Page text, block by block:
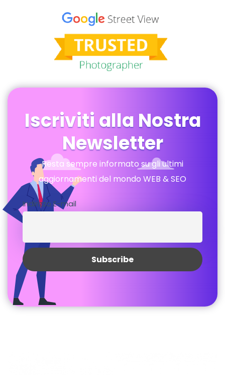
Iscriviti alla Nostra
Newsletter
Resta sempre informato su gli ultimi
aggiornamenti del mondo WEB & SEO
Indirizzo E-mail